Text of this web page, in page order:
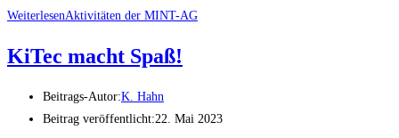
WeiterlesenAktivitäten der MINT-AG
KiTec macht Spaß!
Beitrags-Autor:K. Hahn
Beitrag veröffentlicht:22. Mai 2023